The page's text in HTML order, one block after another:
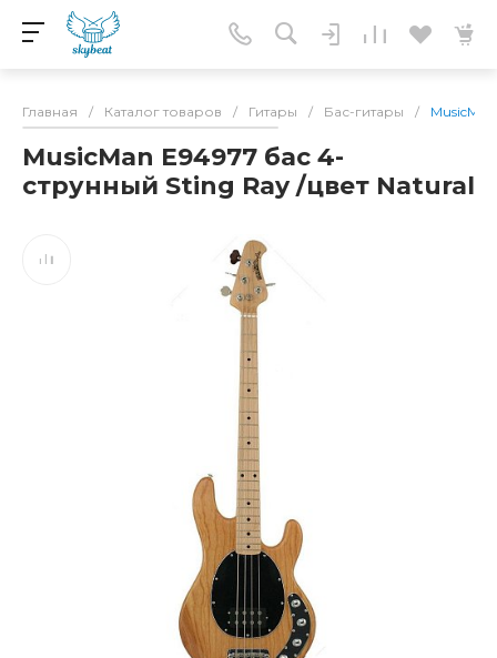
Главная / Каталог товаров / Гитары / Бас-гитары /
MusicMan E94977 бас 4-
струнный Sting Ray /цвет Natural